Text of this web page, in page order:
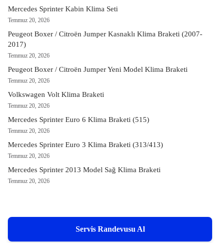
Mercedes Sprinter Kabin Klima Seti
Temmuz 20, 2026
Peugeot Boxer / Citroën Jumper Kasnaklı Klima Braketi (2007-
2017)
Temmuz 20, 2026
Peugeot Boxer / Citroën Jumper Yeni Model Klima Braketi
Temmuz 20, 2026
Volkswagen Volt Klima Braketi
Temmuz 20, 2026
Mercedes Sprinter Euro 6 Klima Braketi (515)
Temmuz 20, 2026
Mercedes Sprinter Euro 3 Klima Braketi (313/413)
Temmuz 20, 2026
Mercedes Sprinter 2013 Model Sağ Klima Braketi
Temmuz 20, 2026
Servis Randevusu Al